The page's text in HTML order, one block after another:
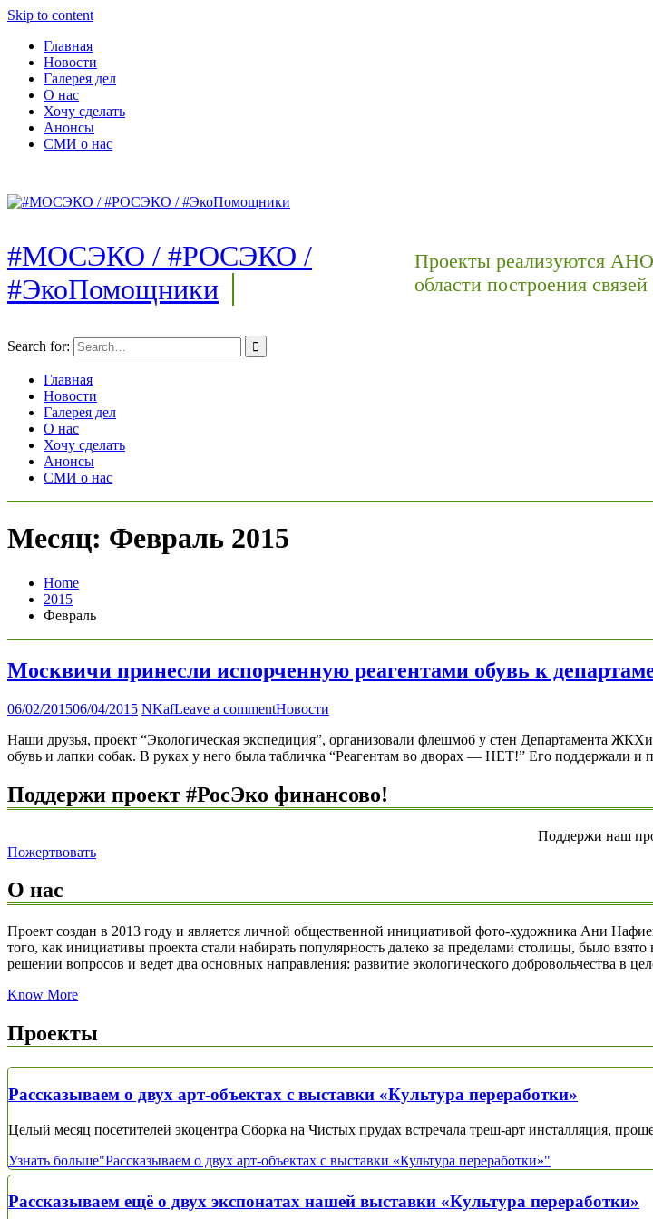
Skip to content
Главная
Новости
Галерея дел
О нас
Хочу сделать
Анонсы
СМИ о нас
#МОСЭКО / #РОСЭКО /
#ЭкоПомощники
Проекты реализуются АНО
области построения
Search for:
Главная
Новости
Галерея дел
О нас
Хочу сделать
Анонсы
СМИ о нас
Месяц: Февраль 2015
Home
2015
Февраль
Москвичи принесли испорченную реагентами обувь к
06/02/201506/04/2015 NKafLeave a commentНовости
Наши друзья, проект “Экологическая экспедиция”, организовали флешмоб у стен Департамента
обувь и лапки собак. В руках у него была табличка “Реагентам во дворах — НЕТ!” Его поддержали и
Поддержи проект #РосЭко финансово!
Поддержи наш
Пожертвовать
О нас
Проект создан в 2013 году и является личной общественной инициативой фото-художника Ани
того, как инициативы проекта стали набирать популярность далеко за пределами столицы, было
решении вопросов и ведет два основных направления: развитие экологического добровольчества в
Know More
Проекты
Рассказываем о двух арт-объектах с выставки «Культура переработки»
Целый месяц посетителей экоцентра Сборка на Чистых прудах встречала треш-арт инсталляция,
Узнать больше"Рассказываем о двух арт-объектах с выставки «Культура переработки»"
Рассказываем ещё о двух экспонатах нашей выставки «Культура переработки»